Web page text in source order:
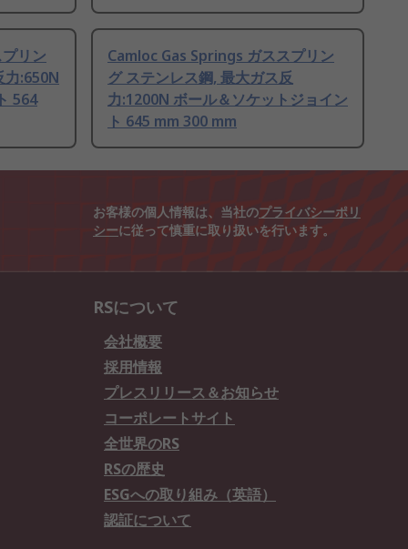
リン
力:650N
564
Camloc Gas Springs ガススプリン
グ ステンレス鋼, 最大ガス反
力:1200N ボール＆ソケットジョイン
ト 645 mm 300 mm
お客様の個人情報は、当社のプライバシーポリ
シーに従って慎重に取り扱いを行います。
RSについて
会社概要
採用情報
プレスリリース＆お知らせ
コーポレートサイト
全世界のRS
RSの歴史
ESGへの取り組み（英語）
認証について